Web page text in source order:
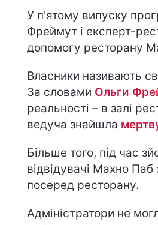
У п'ятому випуску
Фреймут і експерт-
допомогу ресторану
Власники називають
За словами Ольги
реальності – в залі
ведуча знайшла
Більше того, під час
відвідувачі Махно Паб
посеред ресторану.
Адміністратори не